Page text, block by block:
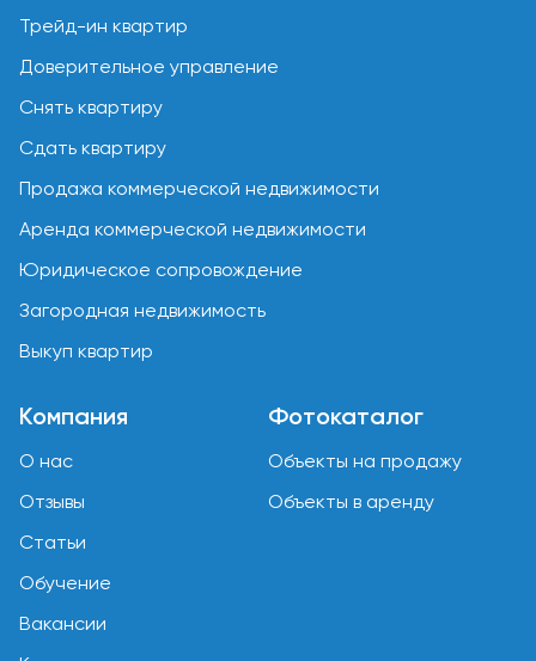
Трейд-ин квартир
Доверительное управление
Снять квартиру
Сдать квартиру
Продажа коммерческой недвижимости
Аренда коммерческой недвижимости
Юридическое сопровождение
Загородная недвижимость
Выкуп квартир
Компания
О нас
Отзывы
Статьи
Обучение
Вакансии
Фотокаталог
Объекты на продажу
Объекты в аренду